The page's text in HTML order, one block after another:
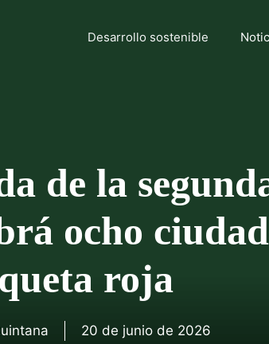
Desarrollo sostenible
de la
ocho
roja
20 de junio de 2026